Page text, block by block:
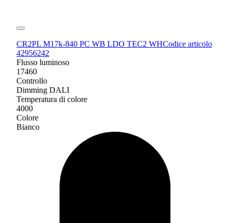
CR2PL M17k-840 PC WB LDO TEC2 WHCodice articolo
42956242
Flusso luminoso
17460
Controllo
Dimming DALI
Temperatura di colore
4000
Colore
Bianco